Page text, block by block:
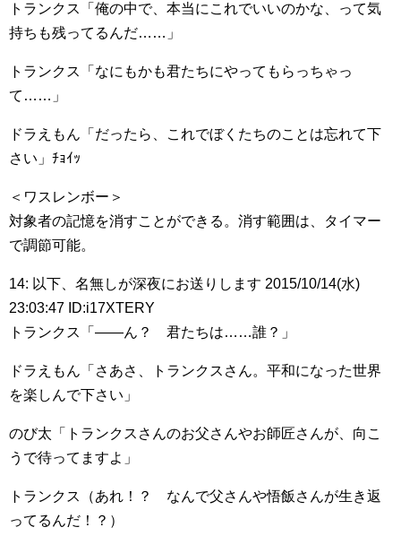
トランクス「俺の中で、本当にこれでいいのかな、って気
持ちも残ってるんだ……」
トランクス「なにもかも君たちにやってもらっちゃっ
て……」
ドラえもん「だったら、これでぼくたちのことは忘れて下
さい」ﾁｮｲｯ
＜ワスレンボー＞
対象者の記憶を消すことができる。消す範囲は、タイマー
で調節可能。
14: 以下、名無しが深夜にお送りします 2015/10/14(水)
23:03:47 ID:i17XTERY
トランクス「――ん？ 君たちは……誰？」
ドラえもん「さあさ、トランクスさん。平和になった世界
を楽しんで下さい」
のび太「トランクスさんのお父さんやお師匠さんが、向こ
うで待ってますよ」
トランクス（あれ！？ なんで父さんや悟飯さんが生き返
ってるんだ！？）